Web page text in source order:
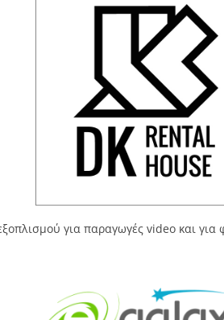
για παραγωγές video και για